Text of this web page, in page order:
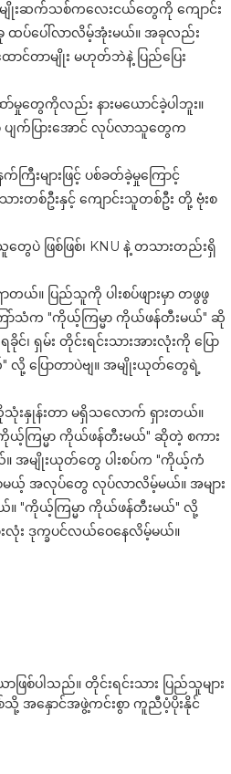
မျိုးဆက်သစ်ကလေးငယ်တွေကို ကျောင်း
ခု ထပ်ပေါ်လာလိမ့်အုံးမယ်။ အခုလည်း
င်တာမျိုး မဟုတ်ဘဲနဲ့ ပြည်ပြေး
မှုတွေကိုလည်း နားမယောင်ခဲ့ပါဘူး။
ပျက်ပြားအောင် လုပ်လာသူတွေက
းများဖြင့် ပစ်ခတ်ခဲ့မှုကြောင့်
ားတစ်ဦးနှင့် ကျောင်းသူတစ်ဦး တို့ ဗုံးစ
ပဲ ဖြစ်ဖြစ်၊ KNU နဲ့ တသားတည်းရှိ
တယ်။ ပြည်သူကို ပါးစပ်ဖျားမှာ တဖွဖွ
ာ်သံက "ကိုယ့်ကြမ္မာ ကိုယ်ဖန်တီးမယ်" ဆို
င်၊ ရှမ်း တိုင်းရင်းသားအားလုံးကို ပြော
ပြောတာပဲဗျ။ အမျိုးယုတ်တွေရဲ့
သုံးနှုန်းတာ မရှိသလောက် ရှားတယ်။
ကိုယ့်ကြမ္မာ ကိုယ်ဖန်တီးမယ်" ဆိုတဲ့ စကား
။ အမျိုးယုတ်တွေ ပါးစပ်က "ကိုယ့်ကံ
ယ့် အလုပ်တွေ လုပ်လာလိမ့်မယ်။ အများ
"ကိုယ့်ကြမ္မာ ကိုယ်ဖန်တီးမယ်" လို့
လုံး ဒုက္ခပင်လယ်ဝေနေလိမ့်မယ်။
စ်ပါသည်။ တိုင်းရင်းသား ပြည်သူများ
စ်သို့ အနှောင်အဖွဲ့ကင်းစွာ ကူညီပံ့ပိုးနိုင်